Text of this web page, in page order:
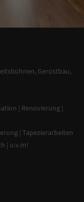
, Gerüstbau,
| Renovierung |
| Tapezierarbeiten
| u.v.m!